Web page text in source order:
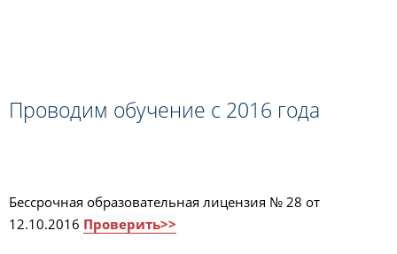
Проводим обучение с 2016 года
Бессрочная образовательная лицензия № 28 от
12.10.2016 Проверить>>